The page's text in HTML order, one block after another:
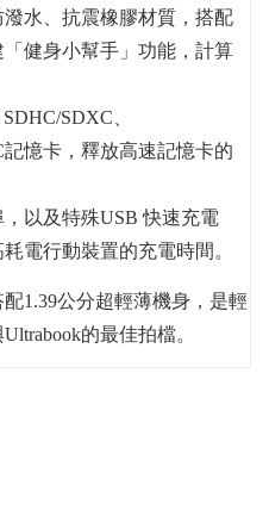
水、抗震橡膠材質，搭配
健身小幫手」功能，計算
SDXC、
記憶卡，釋放高速記憶卡的
以及特殊USB 快速充電
電行動裝置的充電時間。
1.39公分超輕薄機身，是輕
的最佳拍檔。